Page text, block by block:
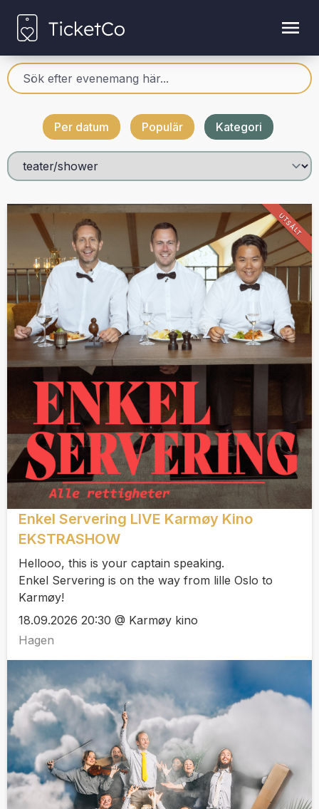
Per datum Populär Kategori
Enkel Servering LIVE Karmøy Kino
EKSTRASHOW
Hellooo, this is your captain speaking.
Enkel Servering is on the way from lille Oslo to
Karmøy!
18.09.2026 20:30 @ Karmøy kino
Hagen
UTSÅLT